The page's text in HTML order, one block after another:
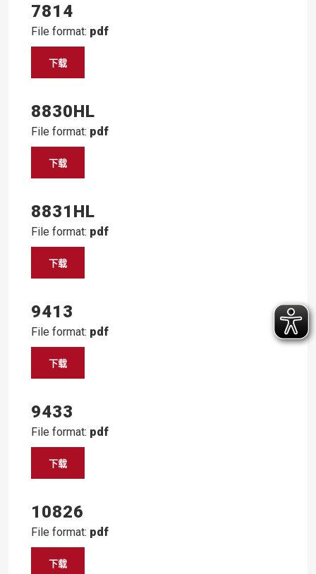
7814
File format: pdf
下载
8830HL
File format: pdf
下载
8831HL
File format: pdf
下载
9413
File format: pdf
下载
9433
File format: pdf
下载
10826
File format: pdf
下载